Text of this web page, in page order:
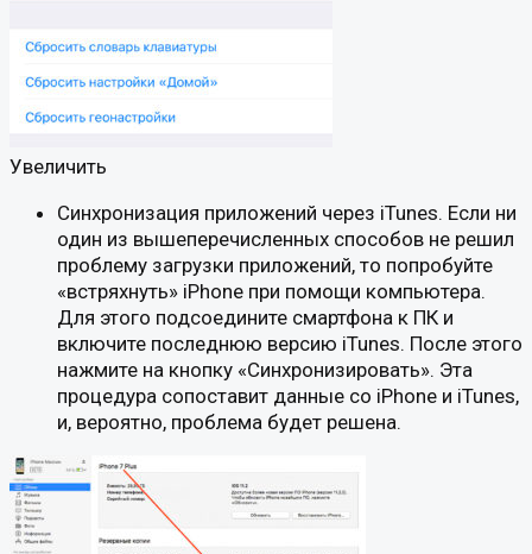
Увеличить
Синхронизация приложений через iTunes. Если ни
один из вышеперечисленных способов не решил
проблему загрузки приложений, то попробуйте
«встряхнуть» iPhone при помощи компьютера.
Для этого подсоедините смартфона к ПК и
включите последнюю версию iTunes. После этого
нажмите на кнопку «Синхронизировать». Эта
процедура сопоставит данные со iPhone и iTunes,
и, вероятно, проблема будет решена.